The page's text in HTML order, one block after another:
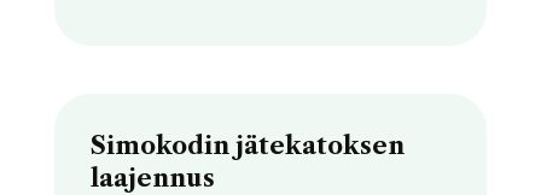
Simokodin jätekatoksen
laajennus